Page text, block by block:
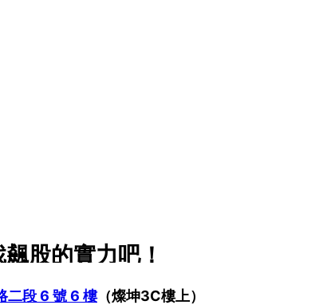
股的實力吧！
二段 6 號 6 樓（燦坤3C樓上）